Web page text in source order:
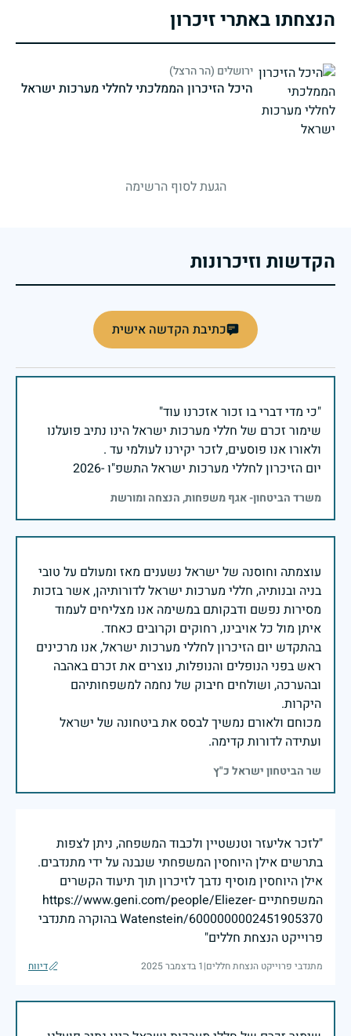
הנצחתו באתרי זיכרון
ירושלים (הר הרצל)
היכל הזיכרון הממלכתי לחללי מערכות ישראל
הגעת לסוף הרשימה
הקדשות וזיכרונות
כתיבת הקדשה אישית
שימור זכרם של חללי מערכות ישראל הינו נתיב פועלנו
יום הזיכרון לחללי מערכות ישראל התשפ"ו -2026
משרד הביטחון- אגף משפחות, הנצחה ומורשת
עוצמתה וחוסנה של ישראל נשענים מאז ומעולם על טובי
בניה ובנותיה, חללי מערכות ישראל לדורותיהן, אשר בזכות
מסירות נפשם ודבקותם במשימה אנו מצליחים לעמוד
בהתקדש יום הזיכרון לחללי מערכות ישראל, אנו מרכינים
ראש בפני הנופלים והנופלות, נוצרים את זכרם באהבה
ובהערכה, ושולחים חיבוק של נחמה למשפחותיהם
מכוחם ולאורם נמשיך לבסס את ביטחונה של ישראל
ועתידה לדורות קדימה.
שר הביטחון ישראל כ"ץ
"לזכר אליעזר וטנשטיין ולכבוד המשפחה, ניתן לצפות
בתרשים אילן היוחסין המשפחתי שנבנה על ידי מתנדבים.
אילן היוחסין מוסיף נדבך לזיכרון תוך תיעוד הקשרים
המשפחתיים https://www.geni.com/people/Eliezer-
Watenstein/6000000002451905370 בהוקרה מתנדבי
פרוייקט הנצחת חללים"
מתנדבי פרוייקט הנצחת חללים|1 בדצמבר 2025 דיווח